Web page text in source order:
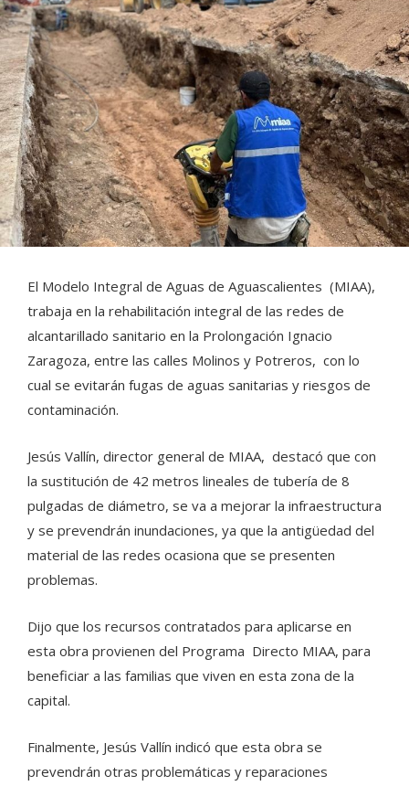
El Modelo Integral de Aguas de Aguascalientes (MIAA),
trabaja en la rehabilitación integral de las redes de
alcantarillado sanitario en la Prolongación Ignacio
Zaragoza, entre las calles Molinos y Potreros, con lo
cual se evitarán fugas de aguas sanitarias y riesgos de
contaminación.
Jesús Vallín, director general de MIAA, destacó que con
la sustitución de 42 metros lineales de tubería de 8
pulgadas de diámetro, se va a mejorar la infraestructura
y se prevendrán inundaciones, ya que la antigüedad del
material de las redes ocasiona que se presenten
problemas.
Dijo que los recursos contratados para aplicarse en
esta obra provienen del Programa Directo MIAA, para
beneficiar a las familias que viven en esta zona de la
capital.
Finalmente, Jesús Vallín indicó que esta obra se
prevendrán otras problemáticas y reparaciones